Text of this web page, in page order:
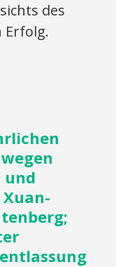
des
Erfolg.
und